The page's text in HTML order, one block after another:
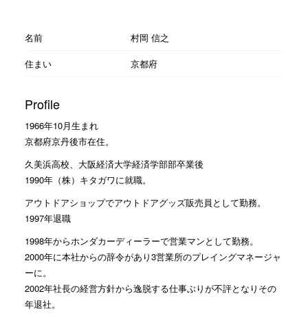
名前
村岡 信之
住まい
京都府
Profile
1966年10月生まれ
京都府京丹後市在住。
久美浜高校、大阪経済大学経済学部部卒業後
1990年（株）キタガワに就職。
アウトドアショップでアウトドアグッズ販売員として勤務。
1997年退職
1998年からホンダカーディーラーで営業マンとして勤務。
2000年に本社からの辞令があり3営業所のプレイングマネージャ
ーに。
2002年社長の経営方針から逸脱する仕事ぶりが不評となりその
年退社。